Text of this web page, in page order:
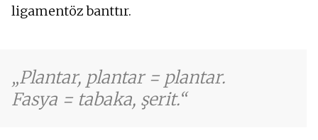
ligamentöz banttır.
Plantar, plantar = plantar.
Fasya = tabaka, şerit.